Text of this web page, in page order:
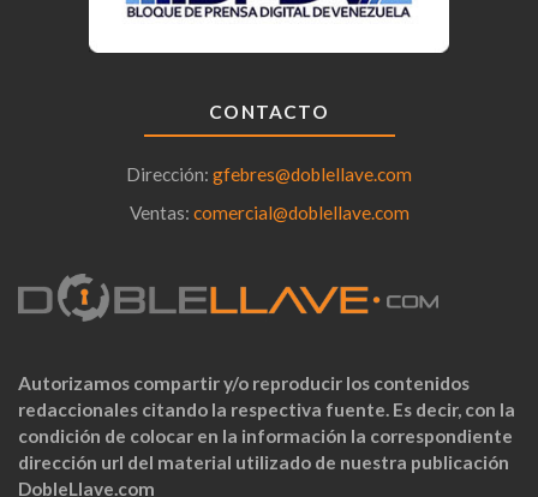
CONTACTO
Dirección: gfebres@doblellave.com
Ventas: comercial@doblellave.com
Autorizamos compartir y/o reproducir los contenidos
redaccionales citando la respectiva fuente. Es decir, con la
condición de colocar en la información la correspondiente
dirección url del material utilizado de nuestra publicación
DobleLlave.com